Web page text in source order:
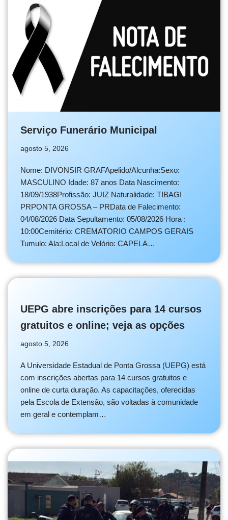
Serviço Funerário Municipal
agosto 5, 2026
Nome: DIVONSIR GRAFApelido/Alcunha:Sexo:
MASCULINO Idade: 87 anos Data Nascimento:
18/09/1938Profissão: JUIZ Naturalidade: TIBAGI –
PRPONTA GROSSA – PRData de Falecimento:
04/08/2026 Data Sepultamento: 05/08/2026 Hora :
10:00Cemitério: CREMATORIO CAMPOS GERAIS
Tumulo: Ala:Local de Velório: CAPELA…
UEPG abre inscrições para 14 cursos
gratuitos e online; veja as opções
agosto 5, 2026
A Universidade Estadual de Ponta Grossa (UEPG) está
com inscrições abertas para 14 cursos gratuitos e
online de curta duração. As capacitações, oferecidas
pela Escola de Extensão, são voltadas à comunidade
em geral e contemplam…